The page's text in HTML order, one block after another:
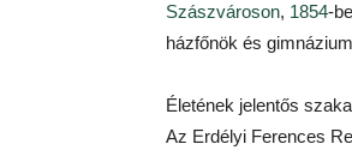
Szászvároson, 1854-
házfőnök és
Életének jelentős
Az Erdélyi Ferences